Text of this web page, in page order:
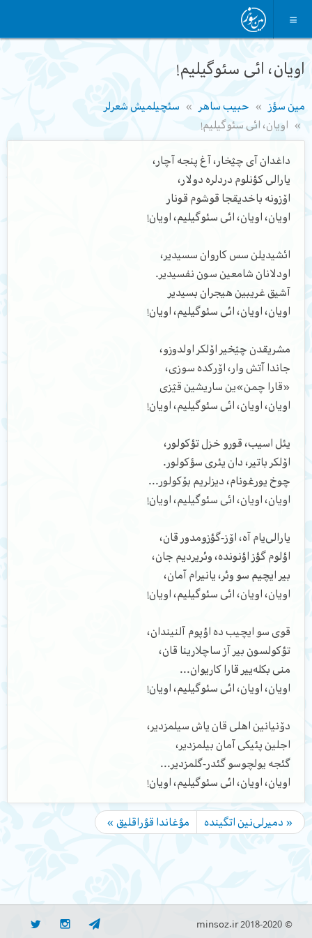
اویان، ائی سئوگیلیم!
مین سؤز حبیب ساهر
سئچیلمیش شعرلر
اویان، ائی سئوگیلیم!
داغدان آی چؽخار، آغ پنجه آچار،
یارالی کؤنلوم دردلره دولار،
اۆزونه باخدیقجا قوشوم قونار
اویان، اویان، ائی سئوگیلیم، اویان!
ائشیدیلن سس کاروان سسیدیر،
اودلانان شامعین سون نفسیدیر.
آشیق غریبین هیجران بسیدیر
اویان، اویان، ائی سئوگیلیم، اویان!
مشریقدن چؽخیر اۆلکر اولدوزو،
جاندا آتش وار، اۆرکده سوزی،
«قارا چمن»ین ساریشین قؽزی
اویان، اویان، ائی سئوگیلیم، اویان!
یئل اسیب، قورو خزل تؤکولور،
اۆلکر باتیر، دان یئری سؤکولور.
چوخ یورغونام، دیزلریم بۆکولور...
اویان، اویان، ائی سئوگیلیم، اویان!
یارالی‌یام آه، اۆز-گؤزومدور قان،
اؤلوم گؤز اؤنونده، وئریردیم جان،
بیر ایچیم سو وئر، یانیرام آمان،
اویان، اویان، ائی سئوگیلیم، اویان!
قوی سو ایچیب ده اؤپوم آلنیندان،
تؤکولسون بیر آز ساچلارینا قان،
منی بکله‌ییر قارا کاریوان...
اویان، اویان، ائی سئوگیلیم، اویان!
دۆنیانین اهلی قان یاش سیلمزدیر،
اجلین پئیکی آمان بیلمزدیر،
گئجه یولچوسو گئدر-گلمزدیر...
اویان، اویان، ائی سئوگیلیم، اویان!
« دمیرلی‌نین اتگینده مۇغاندا قۇراقلیق »
© minsoz.ir 2018-2020